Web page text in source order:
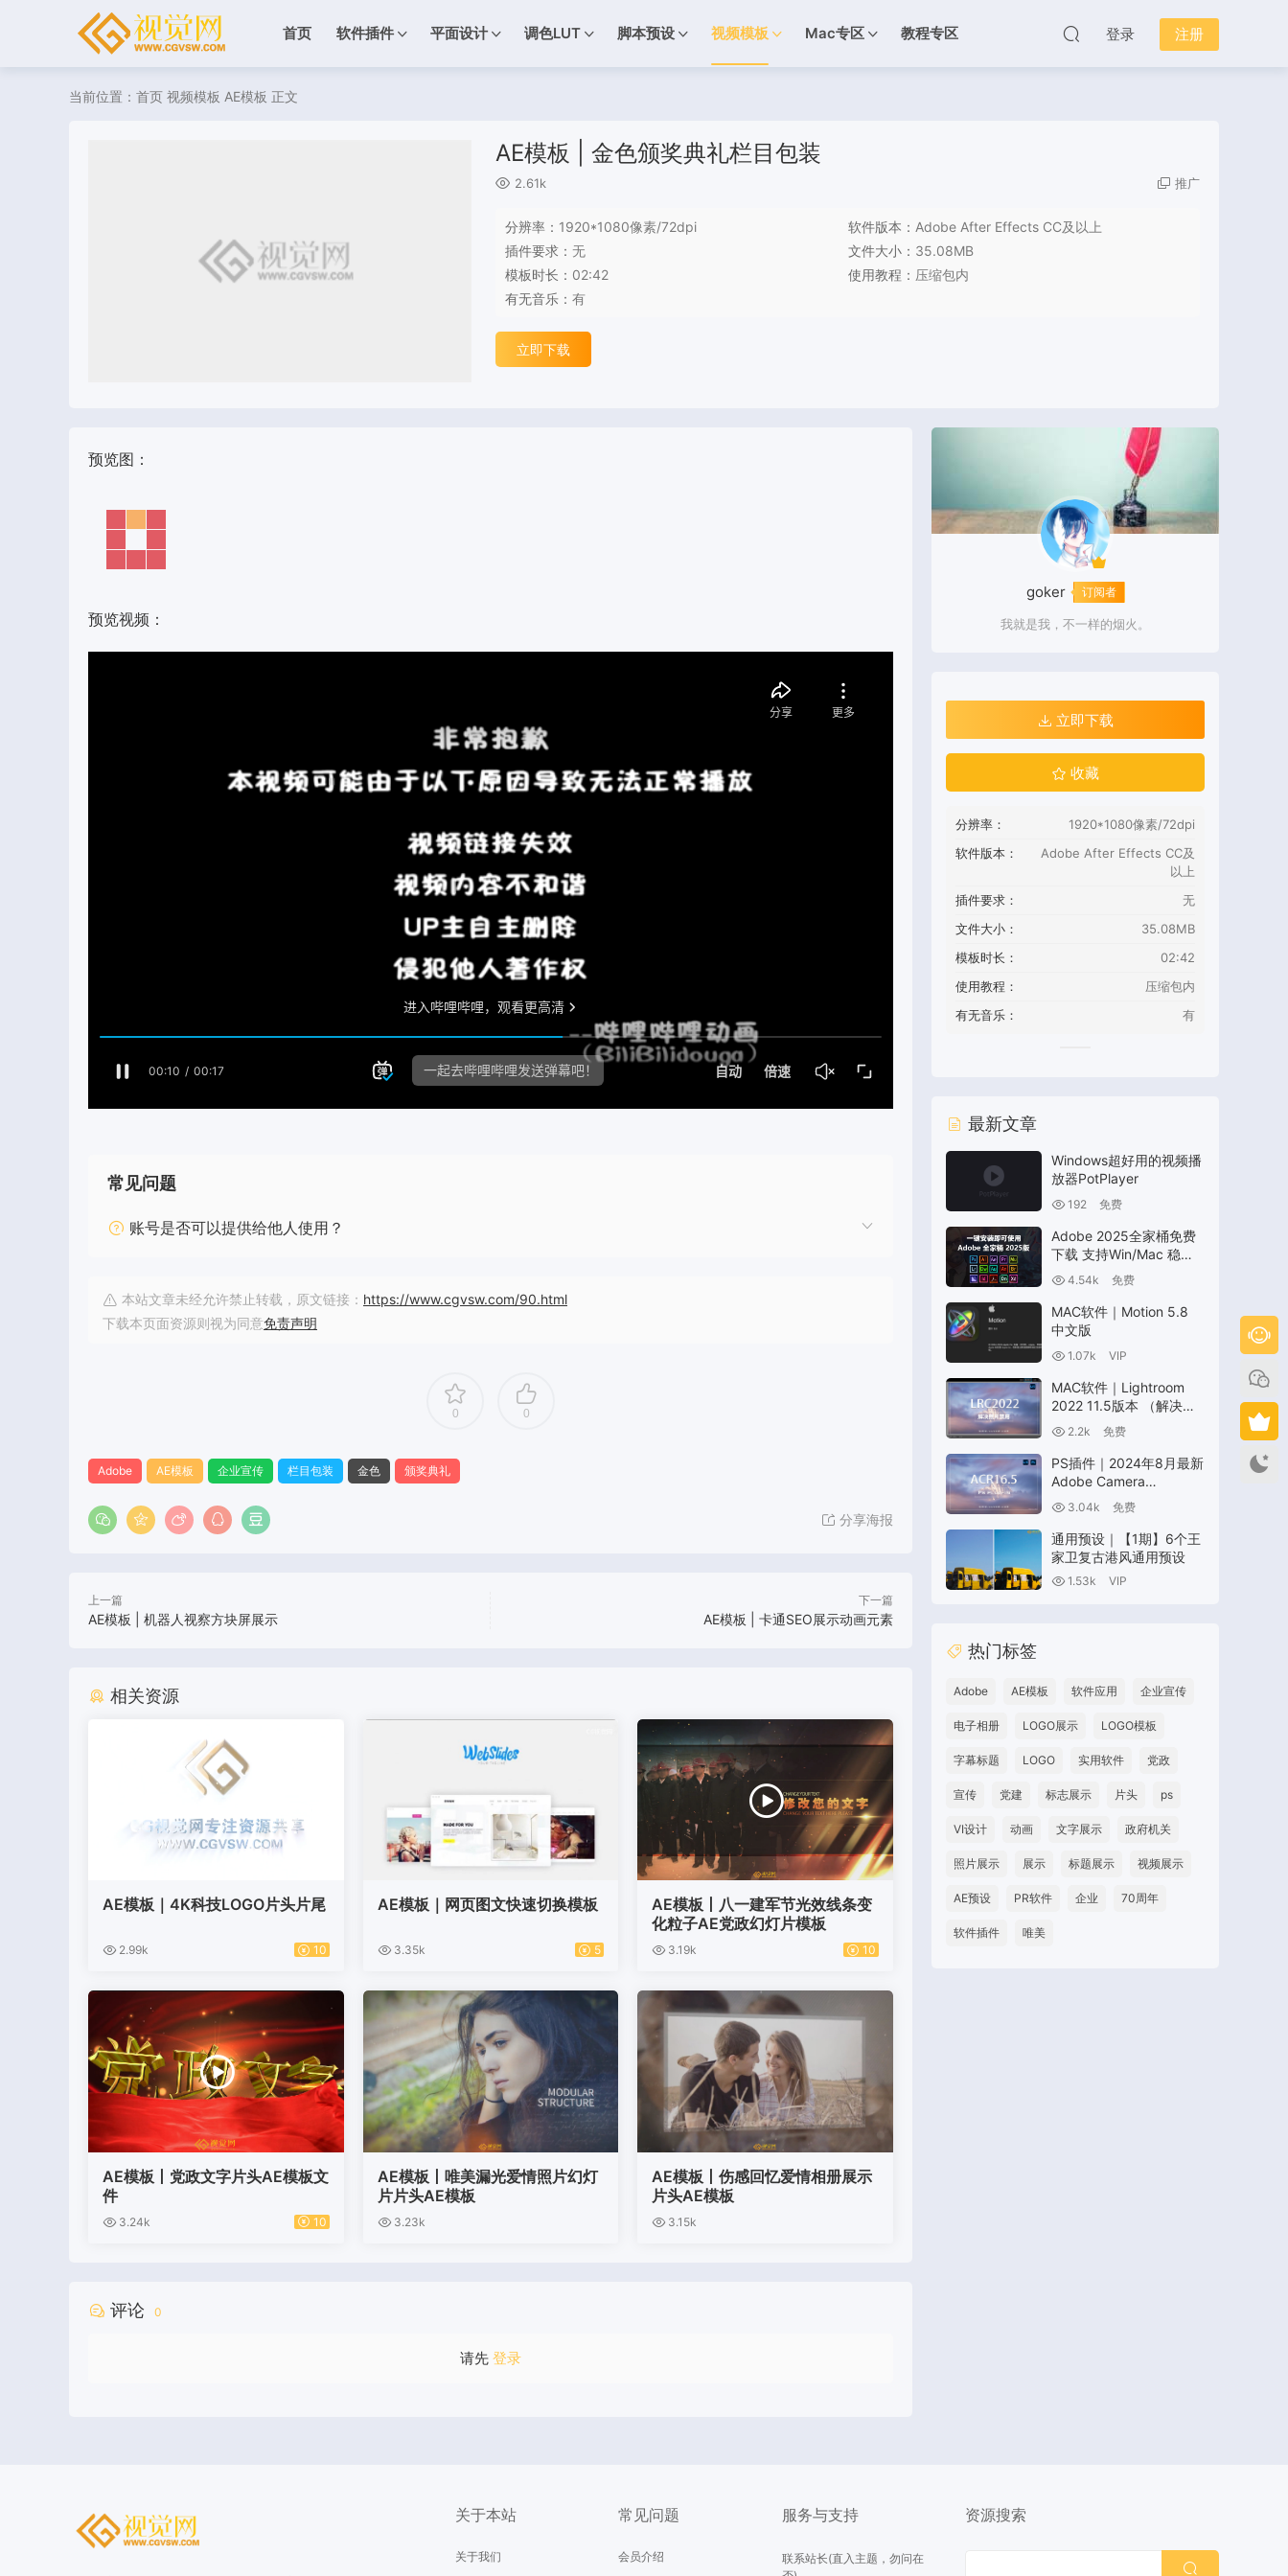
首页 软件插件 平面设计 调色LUT 脚本预设 视频模板 Mac专区 教程专区 登录 注册
当前位置： 首页 视频模板 AE模板 正文
AE模板 | 金色颁奖典礼栏目包装
2.61k 推广
分辨率： 1920*1080像素/72dpi 软件版本： Adobe After Effects CC及以上
插件要求： 无 文件大小： 35.08MB
模板时长： 02:42 使用教程： 压缩包内
有无音乐： 有
立即下载
预览图：
预览视频：
常见问题
账号是否可以提供给他人使用？
本站文章未经允许禁止转载，原文链接： https://www.cgvsw.com/90.html
下载本页面资源则视为同意免责声明
0 0
Adobe AE模板 企业宣传 栏目包装 金色 颁奖典礼
分享海报
上一篇
AE模板 | 机器人视察方块屏展示
下一篇
AE模板 | 卡通SEO展示动画元素
相关资源
AE模板｜4K科技LOGO片头片尾
2.99k 10
AE模板｜网页图文快速切换模板
3.35k 5
AE模板丨八一建军节光效线条变
化粒子AE党政幻灯片模板
3.19k 10
AE模板丨党政文字片头AE模板文
件
3.24k 10
AE模板丨唯美漏光爱情照片幻灯
片片头AE模板
3.23k
AE模板丨伤感回忆爱情相册展示
片头AE模板
3.15k
评论 0
请先 登录
goker 订阅者
我就是我，不一样的烟火。
立即下载
收藏
分辨率：
1920*1080像素/72dpi
软件版本：
Adobe After Effects CC及
以上
插件要求：
无
文件大小：
35.08MB
模板时长：
02:42
使用教程：
压缩包内
有无音乐：
有
最新文章
Windows超好用的视频播
放器PotPlayer
192 免费
Adobe 2025全家桶免费
下载 支持Win/Mac 稳定
版 4.54k 免费
MAC软件｜Motion 5.8
中文版
1.07k VIP
MAC软件｜Lightroom
2022 11.5版本 （解决照
片模块禁用问题）
2.2k 免费
PS插件｜2024年8月最新
Adobe Camera
Raw(ACR16.5)支持
Win/Mac
3.04k 免费
通用预设｜【1期】6个王
家卫复古港风通用预设
1.53k VIP
热门标签
Adobe AE模板 软件应用 企业宣传
电子相册 LOGO展示 LOGO模板
字幕标题 LOGO 实用软件 党政
宣传 党建 标志展示 片头 ps
VI设计 动画 文字展示 政府机关
照片展示 展示 标题展示 视频展示
AE预设 PR软件 企业 70周年
软件插件 唯美
关于本站
关于我们
常见问题
会员介绍
服务与支持
联系站长(直入主题，勿问在
资源搜索